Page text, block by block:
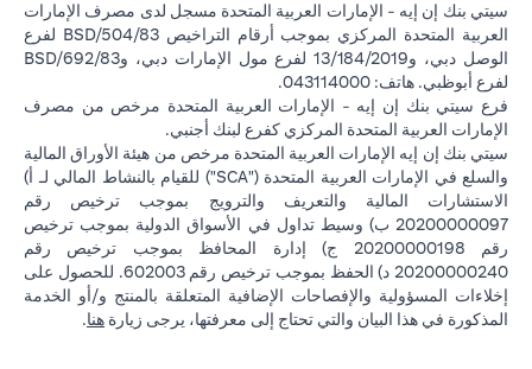
سيتي بنك إن إيه - الإمارات العربية المتحدة مسجل لدى مصرف الإمارات
العربية المتحدة المركزي بموجب أرقام التراخيص BSD/504/83 لفرع
الوصل دبي، و13/184/2019 لفرع مول الإمارات دبي، وBSD/692/83
لفرع أبوظبي. هاتف: 043114000.
فرع سيتي بنك إن إيه - الإمارات العربية المتحدة مرخص من مصرف
الإمارات العربية المتحدة المركزي كفرع لبنك أجنبي.
سيتي بنك إن إيه الإمارات العربية المتحدة مرخص من هيئة الأوراق المالية
والسلع في الإمارات العربية المتحدة ("SCA") للقيام بالنشاط المالي لـ أ)
الاستشارات المالية والتعريف والترويج بموجب ترخيص رقم
20200000097 ب) وسيط تداول في الأسواق الدولية بموجب ترخيص
رقم 20200000198 ج) إدارة المحافظ بموجب ترخيص رقم
20200000240 د) الحفظ بموجب ترخيص رقم 602003. للحصول على
إخلاءات المسؤولية والإفصاحات الإضافية المتعلقة بالمنتج و/أو الخدمة
المذكورة في هذا البيان والتي تحتاج إلى معرفتها، يرجى زيارة هنا.